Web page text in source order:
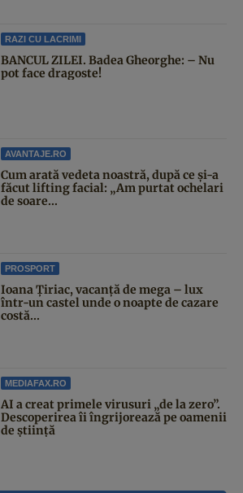
RAZI CU LACRIMI
BANCUL ZILEI. Badea Gheorghe: – Nu
pot face dragoste!
AVANTAJE.RO
Cum arată vedeta noastră, după ce și-a
făcut lifting facial: „Am purtat ochelari
de soare...
PROSPORT
Ioana Țiriac, vacanță de mega – lux
într-un castel unde o noapte de cazare
costă...
MEDIAFAX.RO
AI a creat primele virusuri „de la zero”.
Descoperirea îi îngrijorează pe oamenii
de știință